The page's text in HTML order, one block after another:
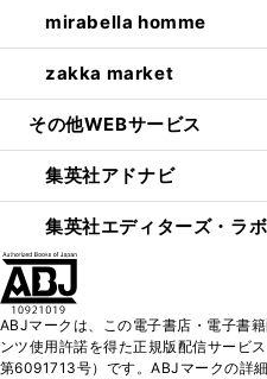
mirabella homme
zakka market
その他WEBサービス
集英社アドナビ
集英社エディターズ・ラボ
ABJマークは、この電子書店・電子書
ンツ使用許諾を得た正規版配信サービ
第6091713号）です。ABJマークの詳